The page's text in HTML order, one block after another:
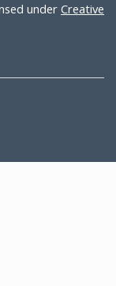
under Creative